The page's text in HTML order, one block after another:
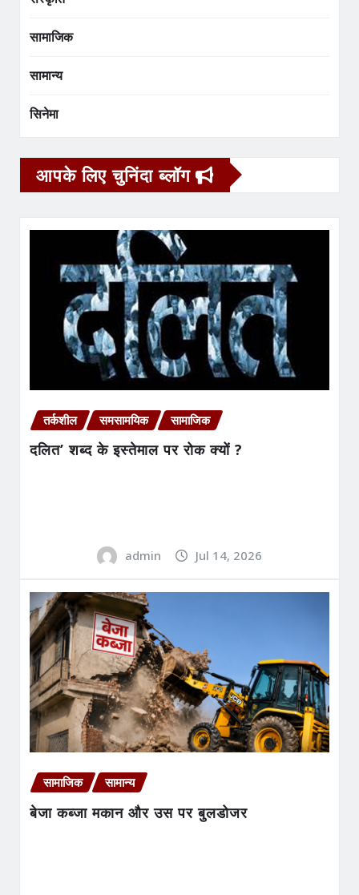
सामाजिक
सामान्य
सिनेमा
आपके लिए चुनिंदा ब्लॉग
तर्कशील समसामयिक सामाजिक
दलित’ शब्द के इस्तेमाल पर रोक क्यों ?
admin Jul 14, 2026
सामाजिक सामान्य
बेजा कब्जा मकान और उस पर बुलडोजर